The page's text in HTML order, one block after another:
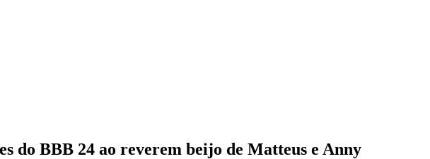
do BBB 24 ao reverem beijo de Matteus e Anny